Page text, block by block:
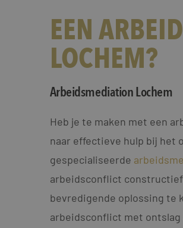
EEN
LOCHEM?
Arbeidsmediation Lochem
Heb je te maken met een
naar effectieve hulp bij het
gespecialiseerde
arbeidsconflict
bevredigende oplossing te
arbeidsconflict met ontslag